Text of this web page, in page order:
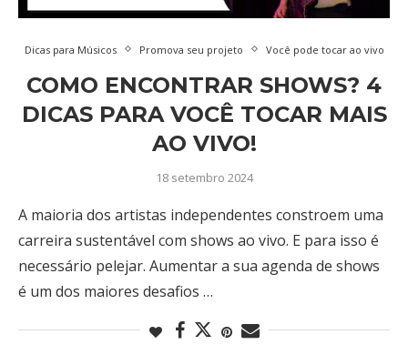
Dicas para Músicos Promova seu projeto Você pode tocar ao vivo
COMO ENCONTRAR SHOWS? 4
DICAS PARA VOCÊ TOCAR MAIS
AO VIVO!
18 setembro 2024
A maioria dos artistas independentes constroem uma
carreira sustentável com shows ao vivo. E para isso é
necessário pelejar. Aumentar a sua agenda de shows
é um dos maiores desafios …